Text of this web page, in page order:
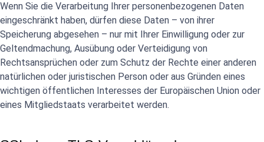
Wenn Sie die Verarbeitung Ihrer personenbezogenen Daten
eingeschränkt haben, dürfen diese Daten – von ihrer
Speicherung abgesehen – nur mit Ihrer Einwilligung oder zur
Geltendmachung, Ausübung oder Verteidigung von
Rechtsansprüchen oder zum Schutz der Rechte einer anderen
natürlichen oder juristischen Person oder aus Gründen eines
wichtigen öffentlichen Interesses der Europäischen Union oder
eines Mitgliedstaats verarbeitet werden.